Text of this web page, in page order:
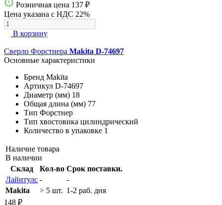
Розничная цена 137 ₽
Цена указана с НДС 22%
В корзину
Сверло Форстнера Makita D-74697
Основные характеристики
Бренд Makita
Артикул D-74697
Диаметр (мм) 18
Общая длина (мм) 77
Тип Форстнер
Тип хвостовика цилиндрический
Количество в упаковке 1
Наличие товара
В наличии
Склад
Кол-во Срок поставки.
Лайнтулс -
-
Makita
> 5 шт. 1-2 раб. дня
148 ₽